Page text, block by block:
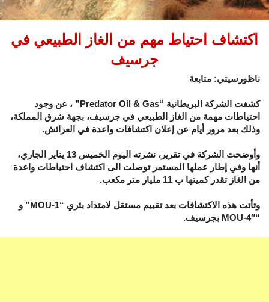
اكتشاف احتياط مهم من الغاز الطبيعي في
جرسيف
ناظورسيتي: متابعة
كشفت الشركة البريطانية “Predator Oil & Gas” ، عن وجود
احتياطات مهمة من الغاز الطبيعي في جرسيف، بجهة شرق المملكة،
وذلك بعد مرور أيام عن إعلان اكتشافات واعدة في العرائش.
وأوضحت الشركة في تقرير، نشرته اليوم الخميس 13 يناير الجاري،
أنها وفي إطار عملها المستمر توصلت الى اكتشاف احتياطات واعدة
من الغاز تقدر كميتها ب 11 مليار متر مكعب.
وتأتت هذه الاكتشافات بعد تقييم مستقل لامتداد بئري “MOU-1” و
“MOU-4″ بجرسيف.